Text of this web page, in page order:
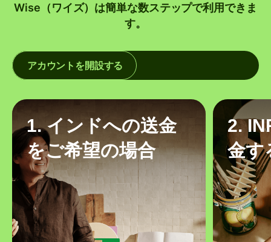
Wise（ワイズ）は簡単な数ステップで利用できま
す。
アカウントを開設する
1. インドへの送金
をご希望の場合
2.
金す